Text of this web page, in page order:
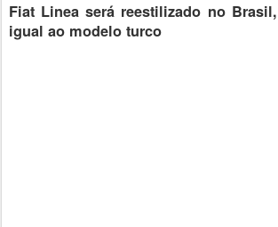
Fiat Linea será reestilizado no
igual ao modelo turco